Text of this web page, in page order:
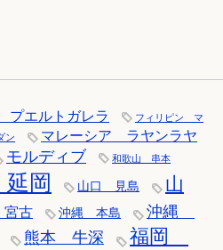
エルトガレラ
フィリピン マ
ン
マレーシア ラヤンラヤ
モルディブ 和歌山 串本
岡 山口 見島
山
古 沖縄 本島
沖縄
熊本 牛深
福岡